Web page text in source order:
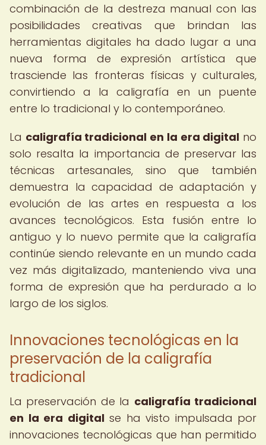
combinación de la destreza manual con las
posibilidades creativas que brindan las
herramientas digitales ha dado lugar a una
nueva forma de expresión artística que
trasciende las fronteras físicas y culturales,
convirtiendo a la caligrafía en un puente
entre lo tradicional y lo contemporáneo.
La caligrafía tradicional en la era digital no
solo resalta la importancia de preservar las
técnicas artesanales, sino que también
demuestra la capacidad de adaptación y
evolución de las artes en respuesta a los
avances tecnológicos. Esta fusión entre lo
antiguo y lo nuevo permite que la caligrafía
continúe siendo relevante en un mundo cada
vez más digitalizado, manteniendo viva una
forma de expresión que ha perdurado a lo
largo de los siglos.
Innovaciones tecnológicas en la
preservación de la caligrafía
tradicional
La preservación de la caligrafía tradicional
en la era digitalse ha visto impulsada por
innovaciones tecnológicas que han permitido